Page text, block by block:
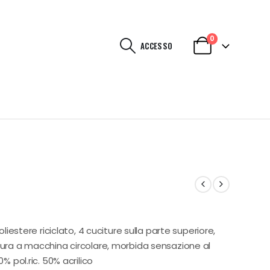
ACCESSO
0
riciclato, 4 cuciture sulla parte superiore,
a macchina circolare, morbida sensazione al
pol.ric. 50% acrilico